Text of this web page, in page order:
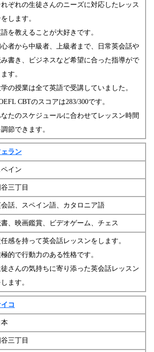
れぞれの生徒さんのニーズに対応したレッス
をします。
を教えることが大好きです。
者から中級者、上級者まで、日常英会話や
書き、ビジネスなど希望に合った指導がで
す。
学の授業は全て英語で受講していました。
CBTのスコアは283/300です。
なたのスケジュールに合わせてレッスン時間
節できます。
ェラン
ペイン
三丁目
話、スペイン語、カタロニア語
、映画鑑賞、ビデオゲーム、チェス
感を持って英会話レッスンをします。
的で行動力のある性格です。
さんの気持ちに寄り添った英会話レッスン
ます。
コ
本
三丁目